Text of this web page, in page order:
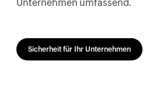
Unternehmen umfassend.
Sicherheit für Ihr Unternehmen